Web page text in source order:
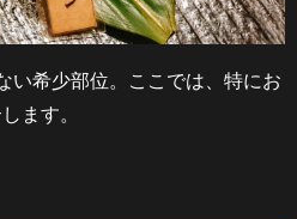
い希少部位。ここでは、特にお
ます。